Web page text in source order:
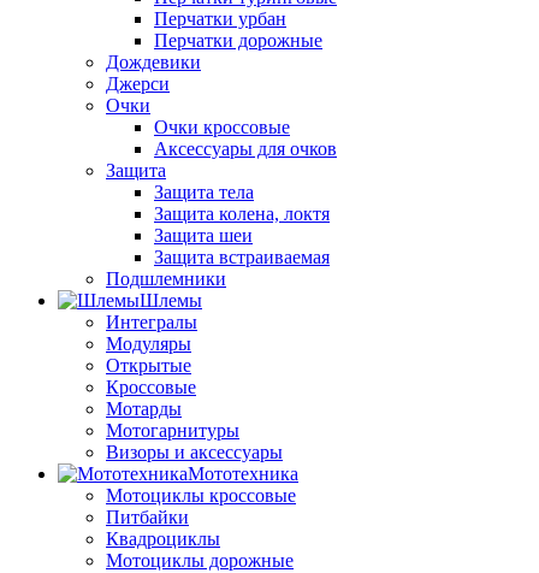
Перчатки урбан
Перчатки дорожные
Дождевики
Джерси
Очки
Очки кроссовые
Аксессуары для очков
Защита
Защита тела
Защита колена, локтя
Защита шеи
Защита встраиваемая
Подшлемники
Шлемы
Интегралы
Модуляры
Открытые
Кроссовые
Мотарды
Мотогарнитуры
Визоры и аксессуары
Мототехника
Мотоциклы кроссовые
Питбайки
Квадроциклы
Мотоциклы дорожные